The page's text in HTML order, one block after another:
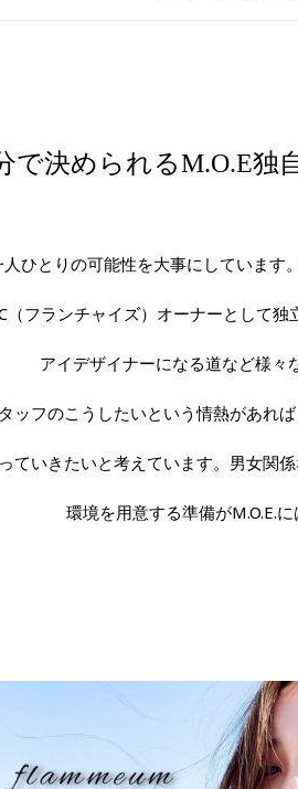
で決められるM.O.E独
人ひとりの可能性を大事にしています
（フランチャイズ）オーナーとして独
アイデザイナーになる道など様々
ッフのこうしたいという情熱があれ
ていきたいと考えています。男女関
環境を用意する準備がM.O.E.に